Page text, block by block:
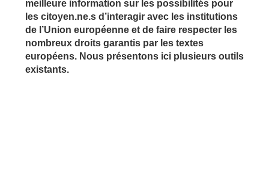
meilleure information sur les possibilités pour
les citoyen.ne.s d’interagir avec les institutions
de l’Union européenne et de faire respecter les
nombreux droits garantis par les textes
européens. Nous présentons ici plusieurs outils
existants.